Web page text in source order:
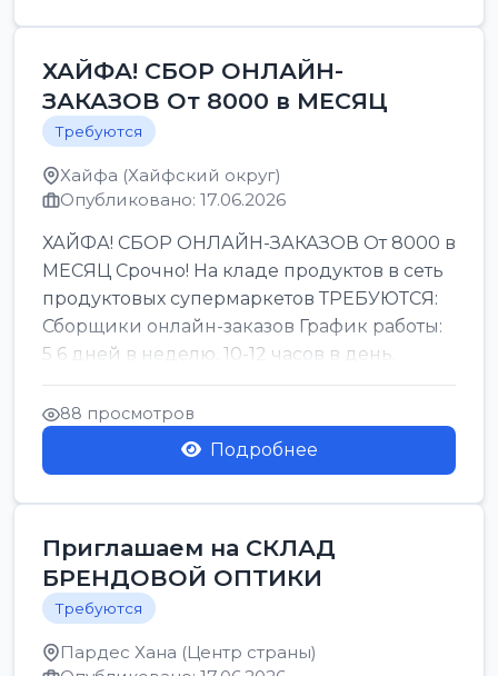
ХАЙФА! СБОР ОНЛАЙН-
ЗАКАЗОВ От 8000 в МЕСЯЦ
Требуются
Хайфа (Хайфский округ)
Опубликовано: 17.06.2026
ХАЙФА! СБОР ОНЛАЙН-ЗАКАЗОВ От 8000 в
МЕСЯЦ Срочно! На кладе продуктов в сеть
продуктовых супермаркетов ТРЕБУЮТСЯ:
Сборщики онлайн-заказов График работы:
5 6 дней в неделю, 10-12 часов в день.
Колле ОП...
88 просмотров
Подробнее
Приглашаем на СКЛАД
БРЕНДОВОЙ ОПТИКИ
Требуются
Пардес Хана (Центр страны)